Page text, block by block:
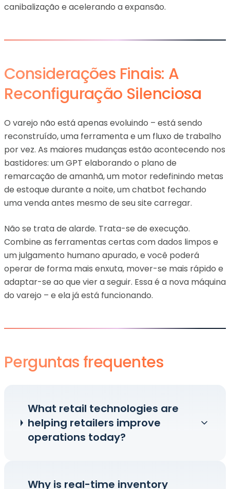
canibalização e acelerando a expansão.
Considerações Finais: A
Reconfiguração Silenciosa
O varejo não está apenas evoluindo – está sendo
reconstruído, uma ferramenta e um fluxo de trabalho
por vez. As maiores mudanças estão acontecendo nos
bastidores: um GPT elaborando o plano de
remarcação de amanhã, um motor redefinindo metas
de estoque durante a noite, um chatbot fechando
uma venda antes mesmo de seu site carregar.
Não se trata de alarde. Trata-se de execução.
Combine as ferramentas certas com dados limpos e
um julgamento humano apurado, e você poderá
operar de forma mais enxuta, mover-se mais rápido e
adaptar-se ao que vier a seguir. Essa é a nova máquina
do varejo – e ela já está funcionando.
Perguntas frequentes
What retail technologies are
helping retailers improve
operations today?
Why is real-time inventory